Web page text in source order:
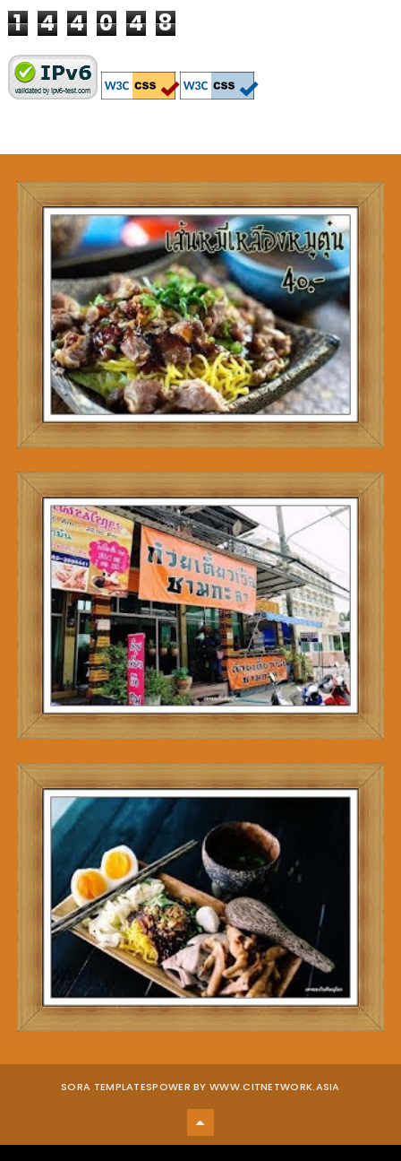
1 4 4 0 4 8
SORA TEMPLATESPOWER BY WWW.CITNETWORK.ASIA